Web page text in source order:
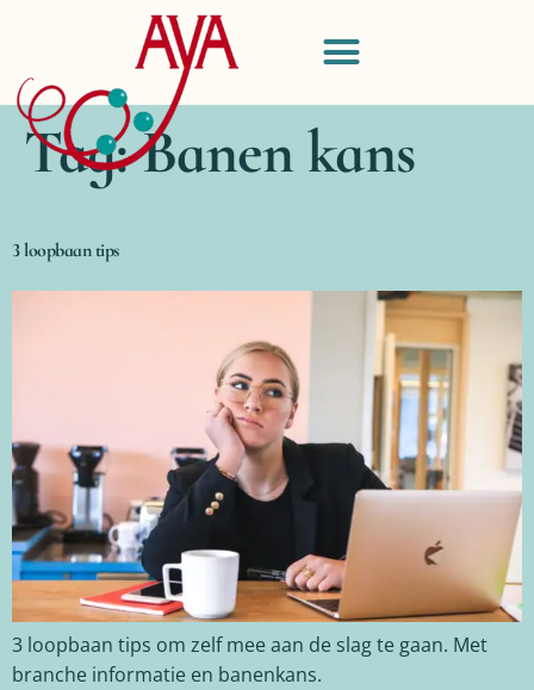
Tag:Banen kans
3 loopbaan tips
3 loopbaan tips om zelf mee aan de slag te gaan. Met
branche informatie en banenkans.